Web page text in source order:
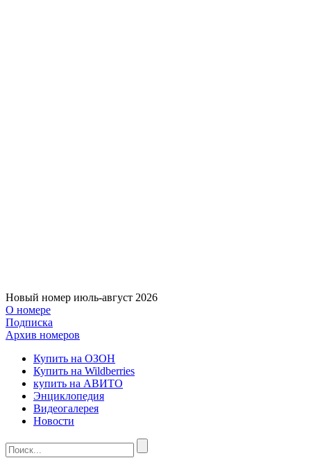
Новый номер июль-август 2026
О номере
Подписка
Архив номеров
Купить на ОЗОН
Купить на Wildberries
купить на АВИТО
Энциклопедия
Видеогалерея
Новости